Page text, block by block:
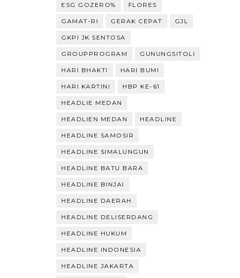
ESG GOZERO% FLORES
GAMAT-RI GERAK CEPAT GJL
GKPI JK SENTOSA
GROUPPROGRAM GUNUNGSITOLI
HARI BHAKTI HARI BUMI
HARI KARTINI HBP KE-61
HEADLIE MEDAN
HEADLIEN MEDAN HEADLINE
HEADLINE SAMOSIR
HEADLINE SIMALUNGUN
HEADLINE BATU BARA
HEADLINE BINJAI
HEADLINE DAERAH
HEADLINE DELISERDANG
HEADLINE HUKUM
HEADLINE INDONESIA
HEADLINE JAKARTA